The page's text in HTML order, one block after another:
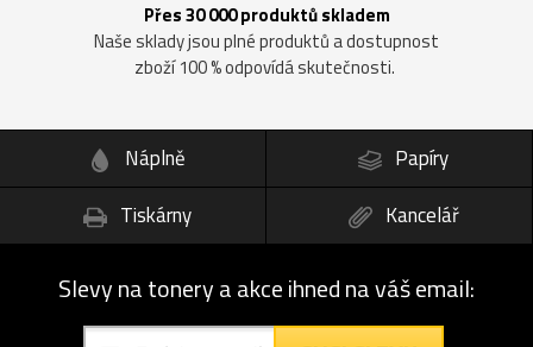
Přes 30 000 produktů skladem
Naše sklady jsou plné produktů a dostupnost
zboží 100 % odpovídá skutečnosti.
Náplně
Papíry
Tiskárny
Kancelář
Slevy na tonery a akce ihned na váš email: